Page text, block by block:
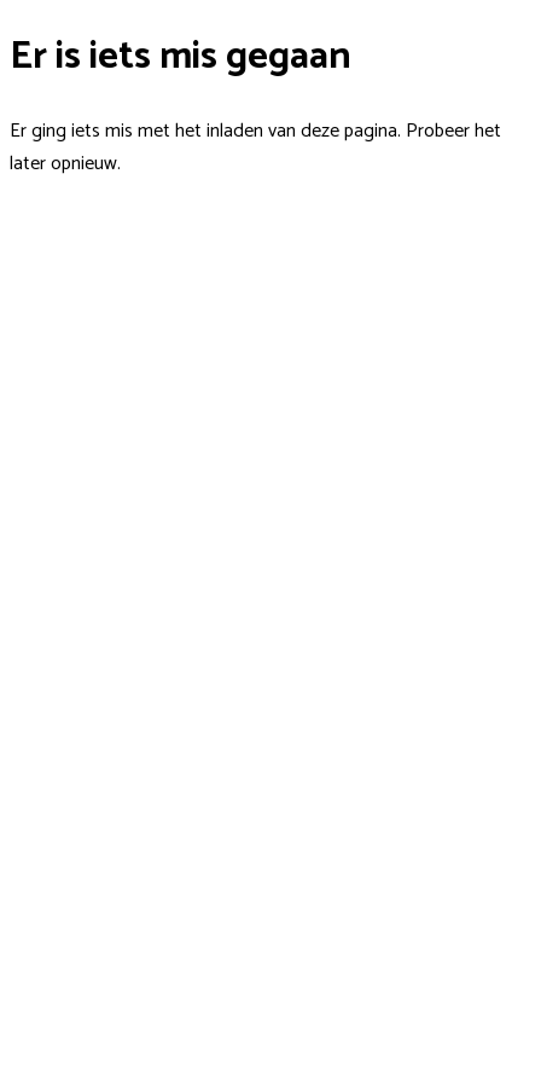
Er is iets mis gegaan
Er ging iets mis met het inladen van deze pagina. Probeer het
later opnieuw.